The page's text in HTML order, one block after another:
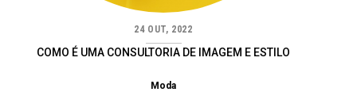
24 OUT, 2022
COMO É UMA CONSULTORIA DE IMAGEM E ESTILO
Moda